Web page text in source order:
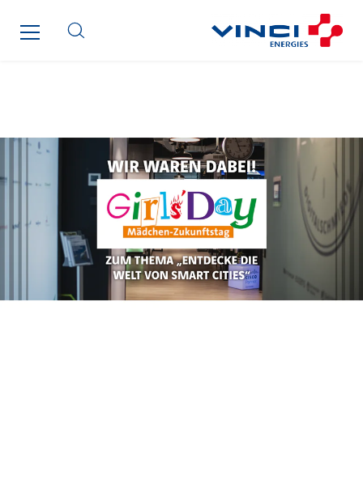
Sotécnica
SparkEx® Funkenlöschanlagen
Sylvestre Energies
TelComTec
Telematic Solutions
TG Concept
Thermo Réfrigération
Top Thermique